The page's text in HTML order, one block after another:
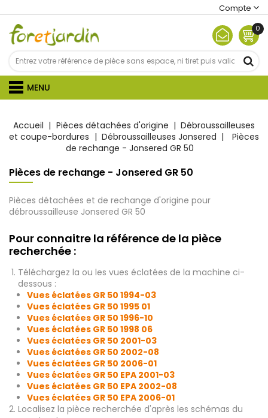
Compte
0
MENU
Accueil Pièces détachées d'origine
Débroussailleuses
et coupe-bordures
Débroussailleuses Jonsered
Pièces
de rechange - Jonsered GR 50
Pièces de rechange - Jonsered GR 50
Pièces détachées et de rechange d'origine pour
débroussailleuse Jonsered GR 50
Pour connaitre la référence de la pièce
recherchée :
Téléchargez la ou les vues éclatées de la machine ci-
dessous :
Vues éclatées GR 50 1994-03
Vues éclatées GR 50 1995 01
Vues éclatées GR 50 1996-10
Vues éclatées GR 50 1998 06
Vues éclatées GR 50 2001-03
Vues éclatées GR 50 2002-08
Vues éclatées GR 50 2006-01
Vues éclatées GR 50 EPA 2001-03
Vues éclatées GR 50 EPA 2002-08
Vues éclatées GR 50 EPA 2006-01
Localisez la pièce recherchée d'après les schémas du